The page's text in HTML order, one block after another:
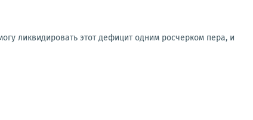
ликвидировать этот дефицит одним росчерком пера, и